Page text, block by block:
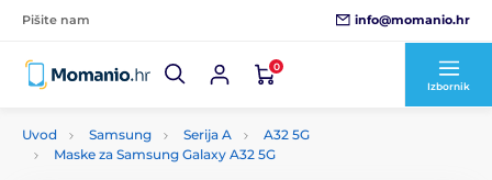
Pišite nam info@momanio.hr
0
Izbornik
Uvod Samsung Serija A
A32 5G
Maske za Samsung Galaxy A32 5G